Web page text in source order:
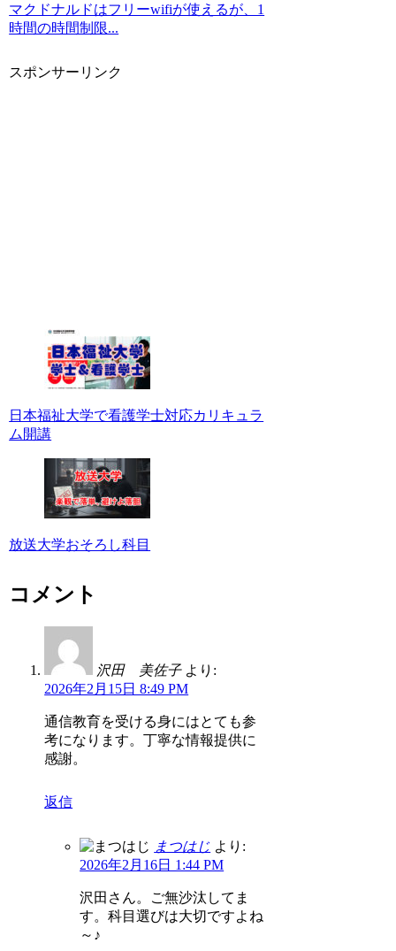
マクドナルドはフリーwifiが使えるが、1
時間の時間制限...
スポンサーリンク
日本福祉大学で看護学士対応カリキュラ
ム開講
放送大学おそろし科目
コメント
沢田 美佐子 より:
2026年2月15日 8:49 PM
通信教育を受ける身にはとても参
考になります。丁寧な情報提供に
感謝。
返信
まつはじ より:
2026年2月16日 1:44 PM
沢田さん。ご無沙汰してま
す。科目選びは大切ですよね
～♪